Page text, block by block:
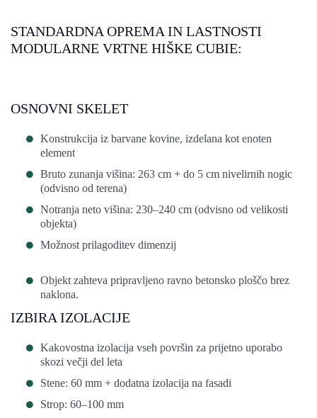
STANDARDNA OPREMA IN LASTNOSTI
MODULARNE VRTNE HIŠKE CUBIE:
OSNOVNI SKELET
Konstrukcija iz barvane kovine, izdelana kot enoten
element
Bruto zunanja višina: 263 cm + do 5 cm nivelirnih nogic
(odvisno od terena)
Notranja neto višina: 230–240 cm (odvisno od velikosti
objekta)
Možnost prilagoditev dimenzij
Objekt zahteva pripravljeno ravno betonsko ploščo brez
naklona.
IZBIRA IZOLACIJE
Kakovostna izolacija vseh površin za prijetno uporabo
skozi večji del leta
Stene: 60 mm + dodatna izolacija na fasadi
Strop: 60–100 mm